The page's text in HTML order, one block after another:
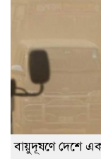
বায়ুদূষণে দেশে